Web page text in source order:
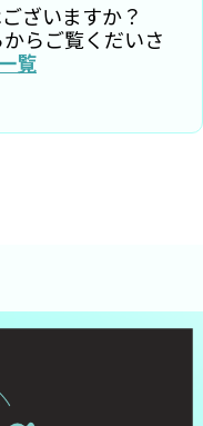
き、オートメー
が広がります。
ィ（米国主導）に
ざいますか？
らご覧くだいさ
覧